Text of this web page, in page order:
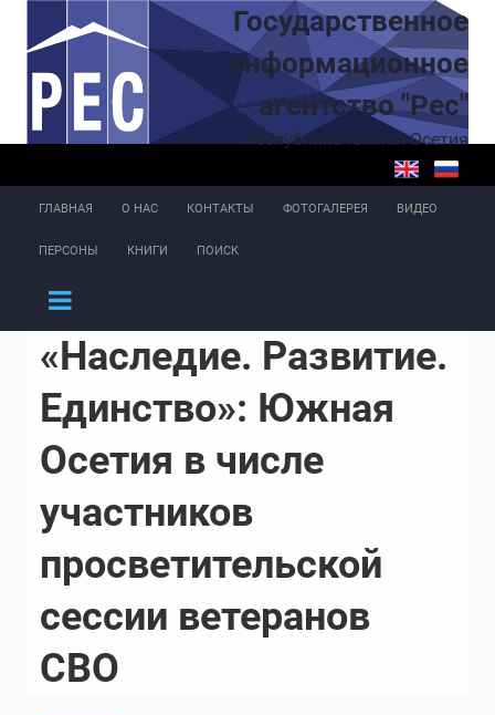
Перейти к основному содержаниюГосударственное
информационное
агентство "Рес"
Республика Южная Осетия
ГЛАВНАЯ О НАС КОНТАКТЫ ФОТОГАЛЕРЕЯ ВИДЕО
ПЕРСОНЫ КНИГИ ПОИСК
«Наследие. Развитие.
Единство»: Южная
Осетия в числе
участников
просветительской
сессии ветеранов
СВО